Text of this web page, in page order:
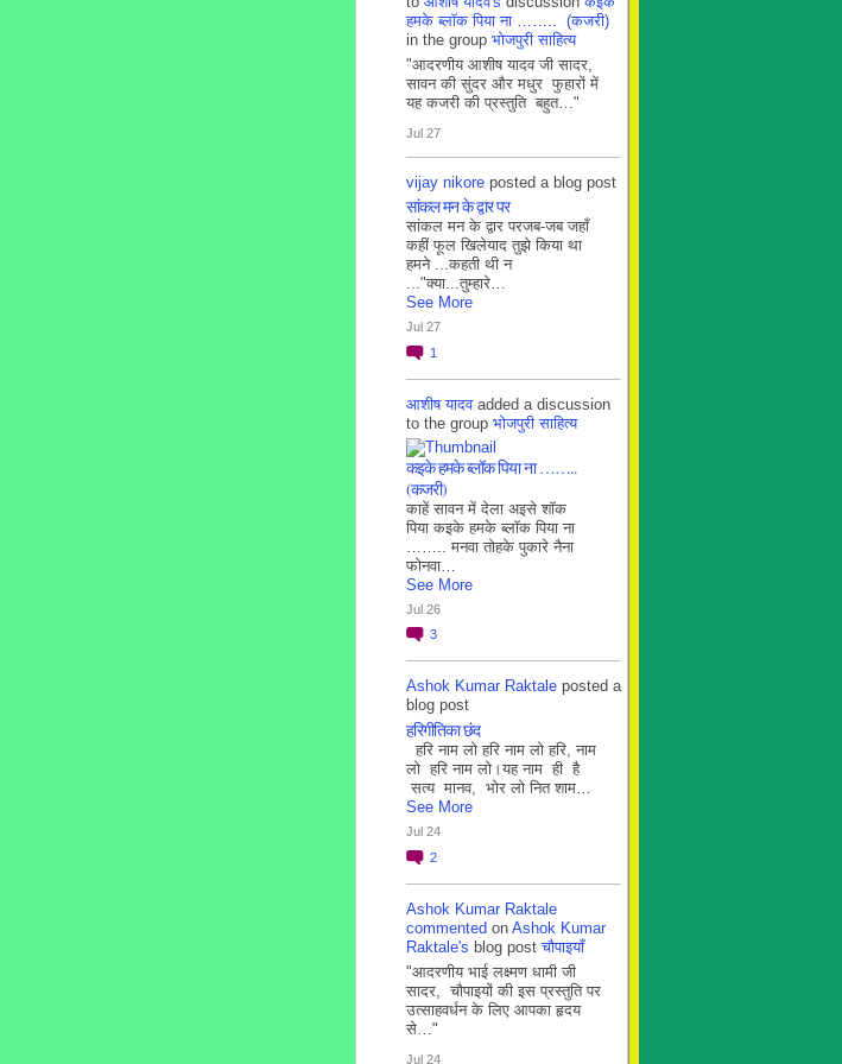
हमके ब्लाॅक पिया ना …….. (कजरी)
in the group भोजपुरी साहित्य
"आदरणीय आशीष यादव जी सादर,
सावन की सुंदर और मधुर फुहारों में
यह कजरी की प्रस्तुति बहुत…"
Jul 27
vijay nikore posted a blog post
सांकल मन के द्वार पर
सांकल मन के द्वार परजब-जब जहाँ
कहीं फूल खिलेयाद तुझे किया था
हमने ...कहती थी न
..."क्या...तुम्हारे…
See More
Jul 27
1
आशीष यादवadded a discussion
to the group भोजपुरी साहित्य
कइके हमके ब्लाॅक पिया ना ……..
(कजरी)
काहें सावन में देला अइसे शॉक
पिया कइके हमके ब्लाॅक पिया ना
…….. मनवा तोहके पुकारे नैना
फोनवा…
See More
Jul 26
3
Ashok Kumar Raktale posted a
blog post
हरिगीतिका छंद
हरि नाम लो हरि नाम लो हरि, नाम
लो हरि नाम लो।यह नाम ही है
सत्य मानव, भोर लो नित शाम…
See More
Jul 24
2
Ashok Kumar Raktale
commented on Ashok Kumar
Raktale's blog postचौपाइयाँ
"आदरणीय भाई लक्ष्मण धामी जी
सादर, चौपाइयों की इस प्रस्तुति पर
उत्साहवर्धन के लिए आपका हृदय
से…"
Jul 24